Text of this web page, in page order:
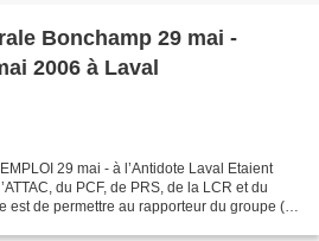
Bonchamp 29 mai -
2006 à Laval
29 mai - à l’Antidote Laval Etaient
du PCF, de PRS, de la LCR et du
est de permettre au rapporteur du groupe (le